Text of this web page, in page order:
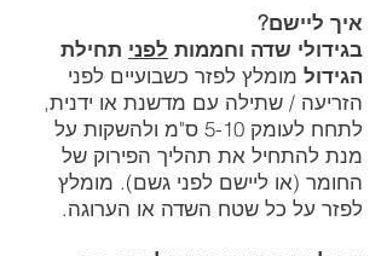
איך ליישם?
בגידולי שדה וחממות לפני תחילת
הגידול מומלץ לפזר כשבועיים לפני
הזריעה / שתילה עם מדשנת או ידנית,
לתחח לעומק 5-10 ס"מ ולהשקות על
מנת להתחיל את תהליך הפירוק של
החומר (או ליישם לפני גשם). מומלץ
לפזר על כל שטח השדה או הערוגה.